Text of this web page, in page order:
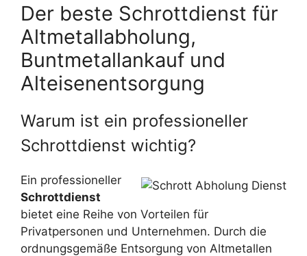
Der beste Schrottdienst für
Altmetallabholung,
Buntmetallankauf und
Alteisenentsorgung
Warum ist ein professioneller
Schrottdienst wichtig?
Ein professioneller
Schrottdienst
bietet eine Reihe von Vorteilen für
Privatpersonen und Unternehmen. Durch die
ordnungsgemäße Entsorgung von Altmetallen